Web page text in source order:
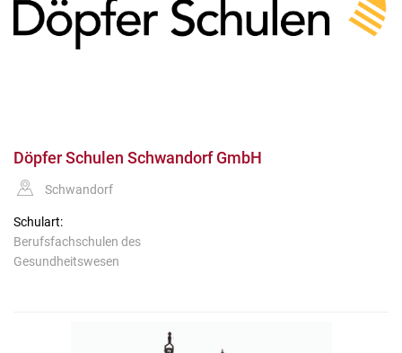
Döpfer Schulen Schwandorf GmbH
Schwandorf
Schulart:
Berufsfachschulen des
Gesundheitswesen